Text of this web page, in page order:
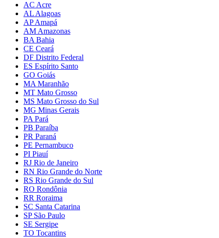
AC Acre
AL Alagoas
AP Amapá
AM Amazonas
BA Bahia
CE Ceará
DF Distrito Federal
ES Espírito Santo
GO Goiás
MA Maranhão
MT Mato Grosso
MS Mato Grosso do Sul
MG Minas Gerais
PA Pará
PB Paraíba
PR Paraná
PE Pernambuco
PI Piauí
RJ Rio de Janeiro
RN Rio Grande do Norte
RS Rio Grande do Sul
RO Rondônia
RR Roraima
SC Santa Catarina
SP São Paulo
SE Sergipe
TO Tocantins